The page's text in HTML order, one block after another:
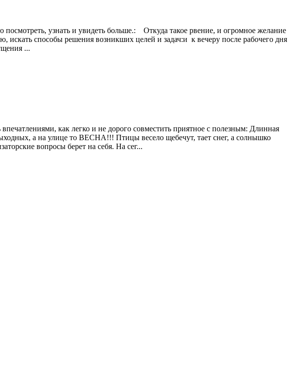
посмотреть, узнать и увидеть больше.: Откуда такое рвение, и огромное желание
способы решения возникших целей и задач:и к вечеру после рабочего дня
...
как легко и не дорого совместить приятное с полезным: Длинная
а на улице то ВЕСНА!!! Птицы весело щебечут, тает снег, а солнышко
вопросы берет на себя. На сег...